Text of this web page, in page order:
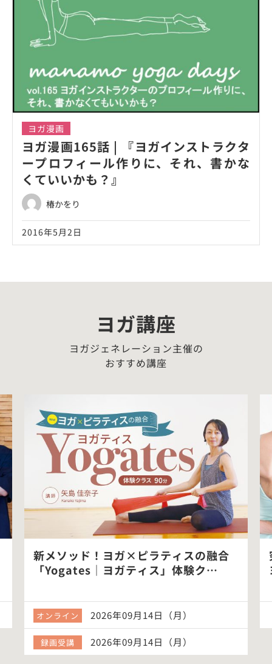
ヨガ漫画
ヨガ漫画165話 | 『ヨガインストラクタ
ープロフィール作りに、それ、書かな
くていいかも？』
椿かをり
2016年5月2日
ヨガ講座
ヨガジェネレーション主催の
おすすめ講座
新メソッド！ヨガ×ピラティスの融合
「Yogates｜ヨガティス」体験ク…
オンライン 2026年09月14日（月）
録画受講 2026年09月14日（月）